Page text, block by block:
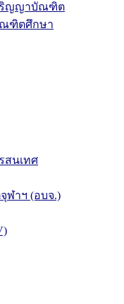
ริญญาบัณฑิต
ณฑิตศึกษา
สนเทศ
ฬาฯ (อบจ.)